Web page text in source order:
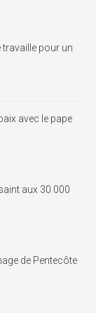
travaille pour un
avec le pape
aux 30 000
de Pentecôte